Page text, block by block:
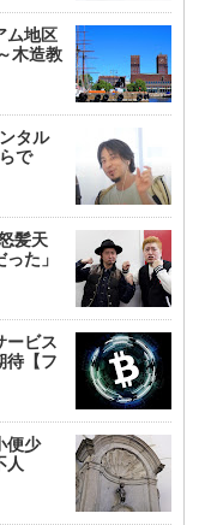
ム地区
木造教
タル
で
髪天
た」
ービス
待【フ
便少
人